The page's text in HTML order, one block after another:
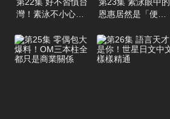
灣！素泳不小心在
恩惠居然是「便